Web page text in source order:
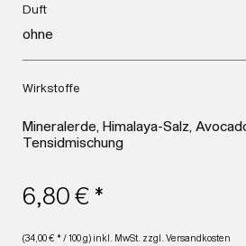
Duft
ohne
Wirkstoffe
Mineralerde, Himalaya-Salz,
Tensidmischung
6,80 € *
(34,00 € * / 100 g) inkl. MwSt. zzgl. Versandkosten